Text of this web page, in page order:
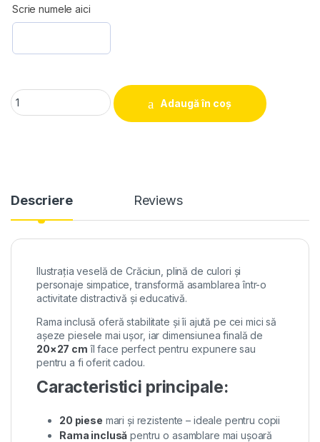
Scrie numele aici
Puzzle "Craciun 8" quantity
Adaugă în coș
Descriere Reviews
Ilustrația veselă de Crăciun, plină de culori și
personaje simpatice, transformă asamblarea într-o
activitate distractivă și educativă.
Rama inclusă oferă stabilitate și îi ajută pe cei mici să
așeze piesele mai ușor, iar dimensiunea finală de
20×27 cm îl face perfect pentru expunere sau
pentru a fi oferit cadou.
Caracteristici principale:
20 piese mari și rezistente – ideale pentru copii
Rama inclusă pentru o asamblare mai ușoară